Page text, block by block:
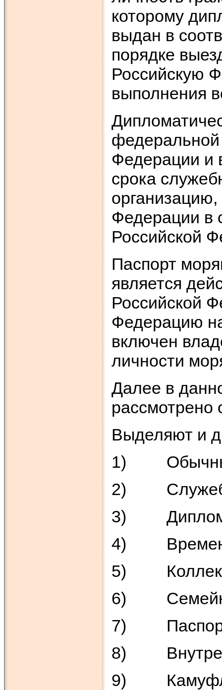
которому
выдан в
порядке
Российскую
выполнения
федеральной
Федерации и
срока
Федерации в
Российской
Паспорт
является
Российской
Федерацию
включен
личности
Далее в
рассмотрено
Выделяют и
1) Обычный
2)
3)
4)
5)
6)
7) Паспорт
8)
9)